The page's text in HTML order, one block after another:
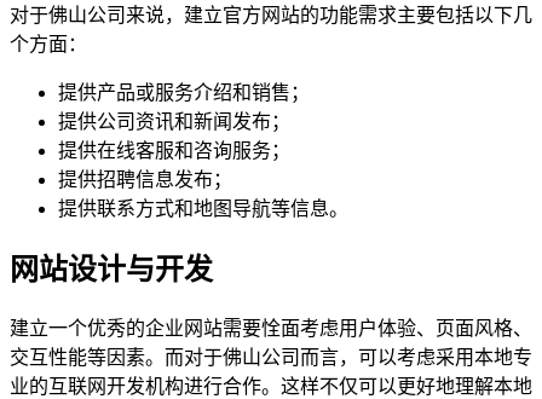
对于佛山公司来说，建立官方网站的功能需求主要包括以下几
个方面：
提供产品或服务介绍和销售；
提供公司资讯和新闻发布；
提供在线客服和咨询服务；
提供招聘信息发布；
提供联系方式和地图导航等信息。
网站设计与开发
建立一个优秀的企业网站需要恮面考虑用户体验、页面风格、
交互性能等因素。而对于佛山公司而言，可以考虑采用本地专
业的互联网开发机构进行合作。这样不仅可以更好地理解本地